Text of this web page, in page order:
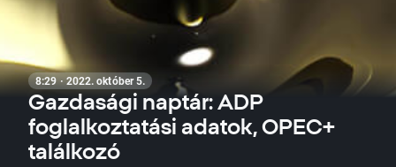
8:29 · 2022. október 5.
Gazdasági naptár: ADP
foglalkoztatási adatok, OPEC+
találkozó